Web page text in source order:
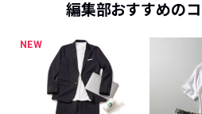
編集部おすすめの
NEW